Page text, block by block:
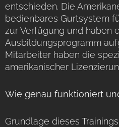
entschieden. Die
bedienbares Gurtsystem
zur Verfügung und haben
Ausbildungsprogramm
Mitarbeiter haben die
amerikanischer
Wie genau funktioniert
Grundlage dieses